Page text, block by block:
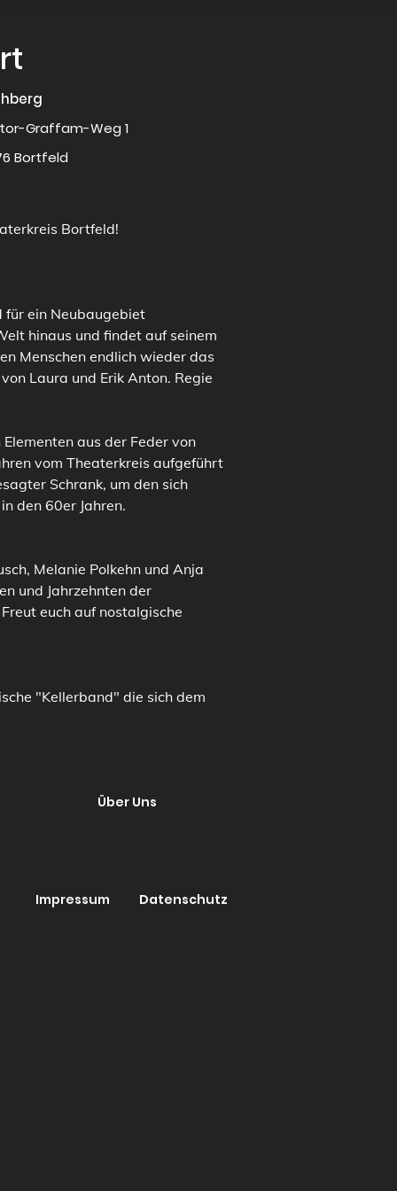
Graffam-Weg 1
Bortfeld
Bortfeld!
ein Neubaugebiet
hinaus und findet auf seinem
Menschen endlich wieder das
Laura und Erik Anton. Regie
aus der Feder von
vom Theaterkreis aufgeführt
Schrank, um den sich
den 60er Jahren.
Melanie Polkehn und Anja
und Jahrzehnten der
euch auf nostalgische
"Kellerband" die sich dem
Über Uns
Impressum Datenschutz